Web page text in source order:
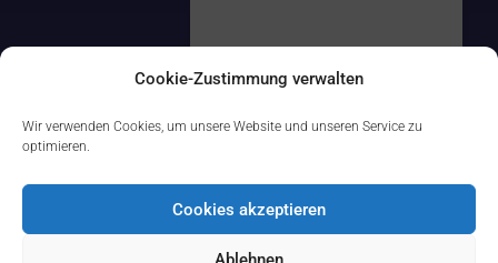
Cookie-Zustimmung verwalten
Wir verwenden Cookies, um unsere Website und unseren Service zu
optimieren.
Cookies akzeptieren